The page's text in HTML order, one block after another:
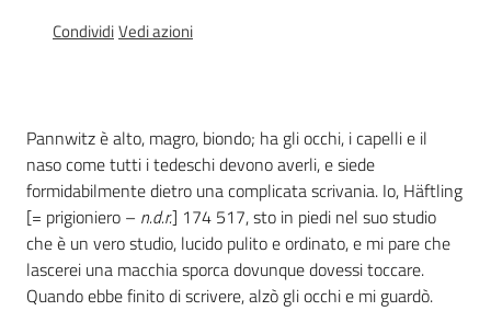
Assemblea
legislativa
Assemblea
CondividiVedi azioni
Pannwitz è alto, magro, biondo; ha gli occhi, i capelli e il
naso come tutti i tedeschi devono averli, e siede
formidabilmente dietro una complicata scrivania. Io, Häftling
[= prigioniero – n.d.r.] 174 517, sto in piedi nel suo studio
che è un vero studio, lucido pulito e ordinato, e mi pare che
lascerei una macchia sporca dovunque dovessi toccare.
Quando ebbe finito di scrivere, alzò gli occhi e mi guardò.